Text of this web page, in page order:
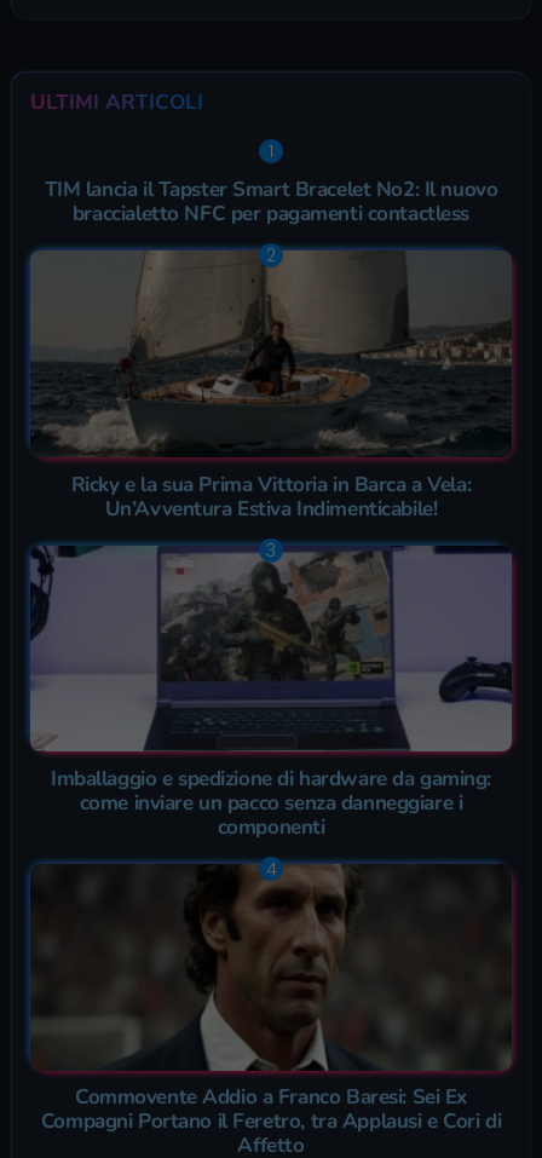
ULTIMI ARTICOLI
TIM lancia il Tapster Smart Bracelet No2: Il nuovo
braccialetto NFC per pagamenti contactless
Ricky e la sua Prima Vittoria in Barca a Vela:
Un’Avventura Estiva Indimenticabile!
Imballaggio e spedizione di hardware da gaming:
come inviare un pacco senza danneggiare i
componenti
Commovente Addio a Franco Baresi: Sei Ex
Compagni Portano il Feretro, tra Applausi e Cori di
Affetto